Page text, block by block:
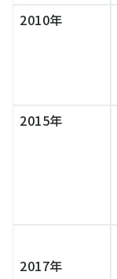
2010年
2015年
2017年